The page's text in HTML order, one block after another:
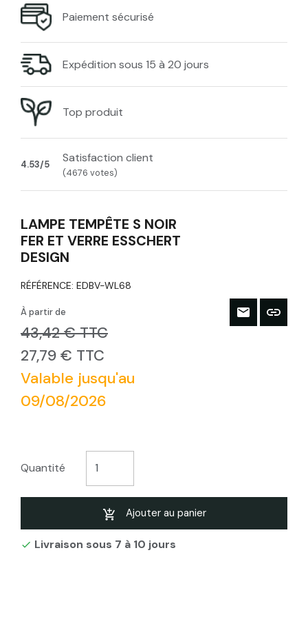
Paiement sécurisé
Expédition sous 15 à 20 jours
Top produit
4.53/5 Satisfaction client
(4676 votes)
LAMPE TEMPÊTE S NOIR
FER ET VERRE ESSCHERT
DESIGN
RÉFÉRENCE: EDBV-WL68
À partir de
43,42 € TTC
27,79 € TTC
Valable jusqu'au
09/08/2026
Quantité
Ajouter au panier
 Livraison sous 7 à 10 jours